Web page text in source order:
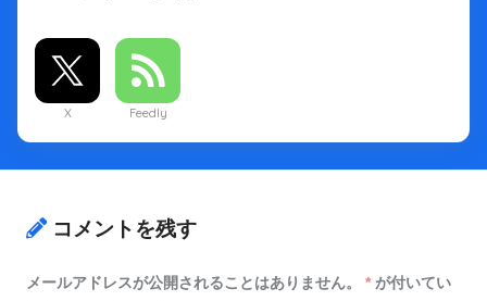
X Feedly
コメントを残す
メールアドレスが公開されることはありません。 * が付いてい